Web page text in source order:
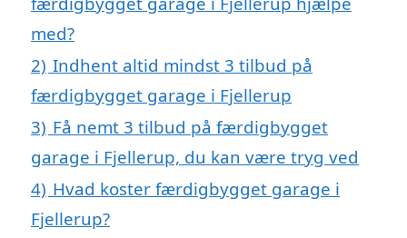
med?
2) Indhent altid mindst 3 tilbud på
færdigbygget garage i Fjellerup
3) Få nemt 3 tilbud på færdigbygget
garage i Fjellerup, du kan være tryg ved
4) Hvad koster færdigbygget garage i
Fjellerup?